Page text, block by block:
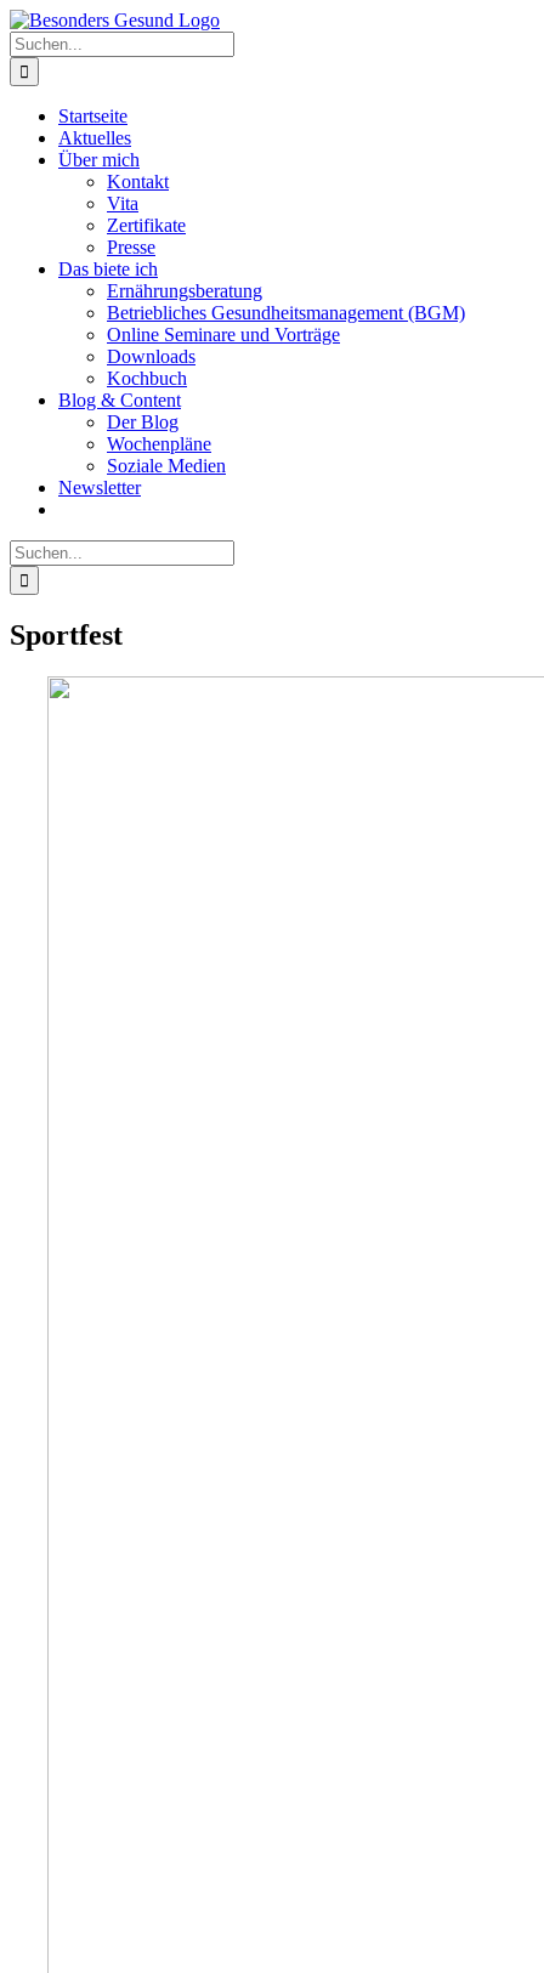
Zum
Inhalt
springen
Suche
nach:
Startseite
Aktuelles
Über mich
Kontakt
Vita
Zertifikate
Presse
Das biete ich
Ernährungsberatung
Betriebliches Gesundheitsmanagement (BGM)
Online Seminare und Vorträge
Downloads
Kochbuch
Blog & Content
Der Blog
Wochenpläne
Soziale Medien
Newsletter
Suche
nach:
Sportfest